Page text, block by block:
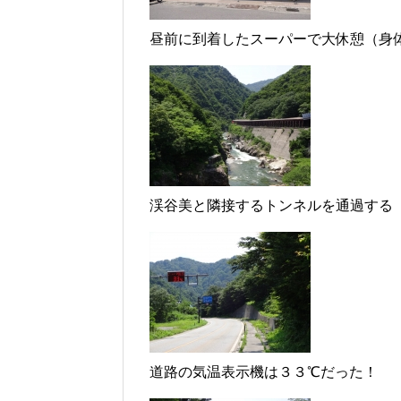
昼前に到着したスーパーで大休憩（身
渓谷美と隣接するトンネルを通過する
道路の気温表示機は３３℃だった！